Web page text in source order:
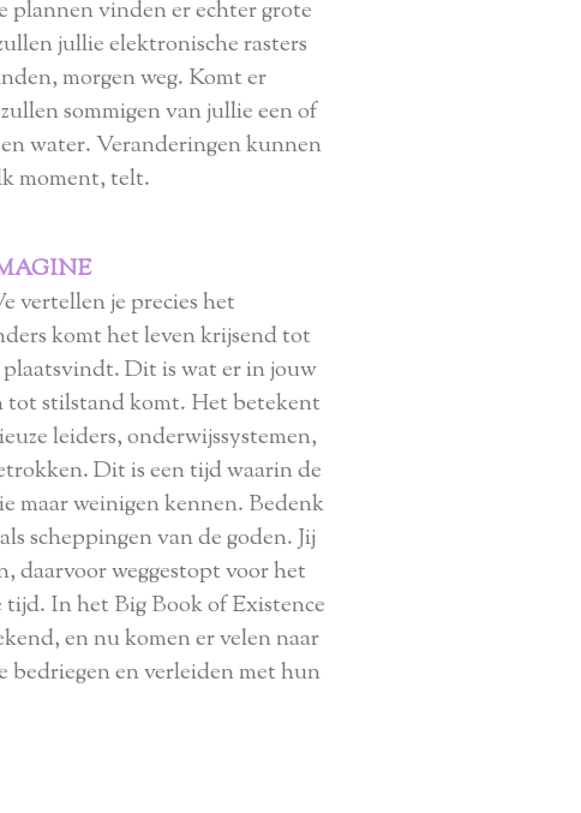
plannen vinden er echter grote
jullie elektronische rasters
morgen weg. Komt er
sommigen van jullie een of
water. Veranderingen kunnen
moment, telt.
vertellen je precies het
komt het leven krijsend tot
Dit is wat er in jouw
tot stilstand komt. Het betekent
leiders, onderwijssystemen,
Dit is een tijd waarin de
maar weinigen kennen. Bedenk
scheppingen van de goden. Jij
daarvoor weggestopt voor het
tijd. In het Big Book of Existence
en nu komen er velen naar
bedriegen en verleiden met hun